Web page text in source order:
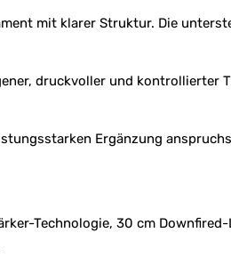
mit klarer Struktur. Die
druckvoller und kontrollierter
Ergänzung
Technologie, 30 cm